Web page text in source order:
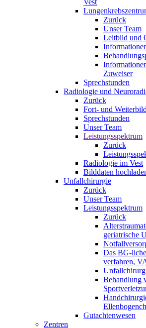
Vest
Zurück
Unser Team
Leitbild und
Zuweiser
Sprechstunden
Radiologie und
Zurück
Fort- und
Sprechstunden
Unser Team
Leistungsspektrum
Zurück
Radiologie im Vest
Bilddaten
Unfallchirurgie
Zurück
Unser Team
Leistungsspektrum
Zurück
geriatrische
Das BG-
verfahren,
Behandlung
Gutachtenwesen
Zentren